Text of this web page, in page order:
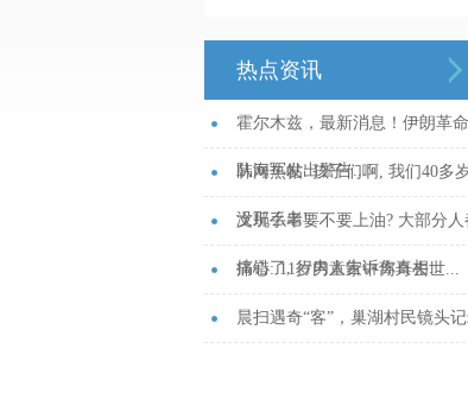
热点资讯
霍尔木兹，最新消息！伊朗革
队海军发出警告...
韩网热帖: 孩子们啊, 我们40多
没那么老!...
文玩手串要不要上油? 大部分人
搞错了, 行内人告诉你真相...
痛心: 11岁男童家中离奇去世...
晨扫遇奇“客”，巢湖村民镜头